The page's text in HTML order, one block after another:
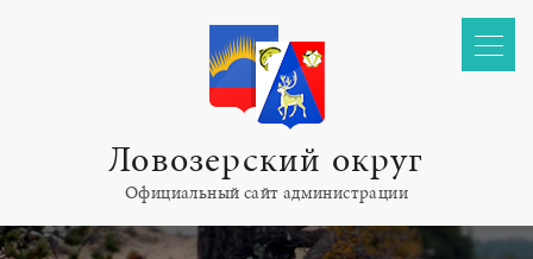
Ловозерский округ
Официальный сайт администрации